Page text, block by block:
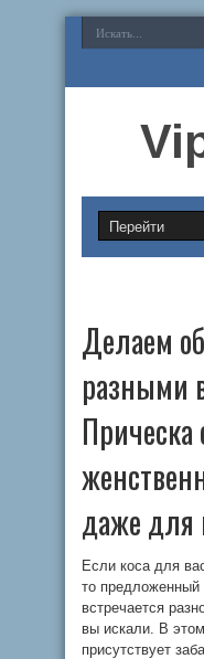
Делаем
разными
Прическа
даже для
Если коса для
то предложенный
встречается
вы искали. В
присутствует